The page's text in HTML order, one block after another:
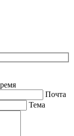
Почта
Тема